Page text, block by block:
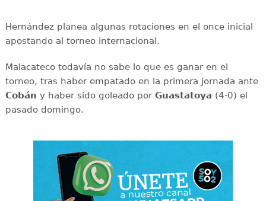
Hernández planea algunas rotaciones en el once inicial
apostando al torneo internacional.
Malacateco todavía no sabe lo que es ganar en el
torneo, tras haber empatado en la primera jornada ante
Cobán y haber sido goleado por Guastatoya (4-0) el
pasado domingo.